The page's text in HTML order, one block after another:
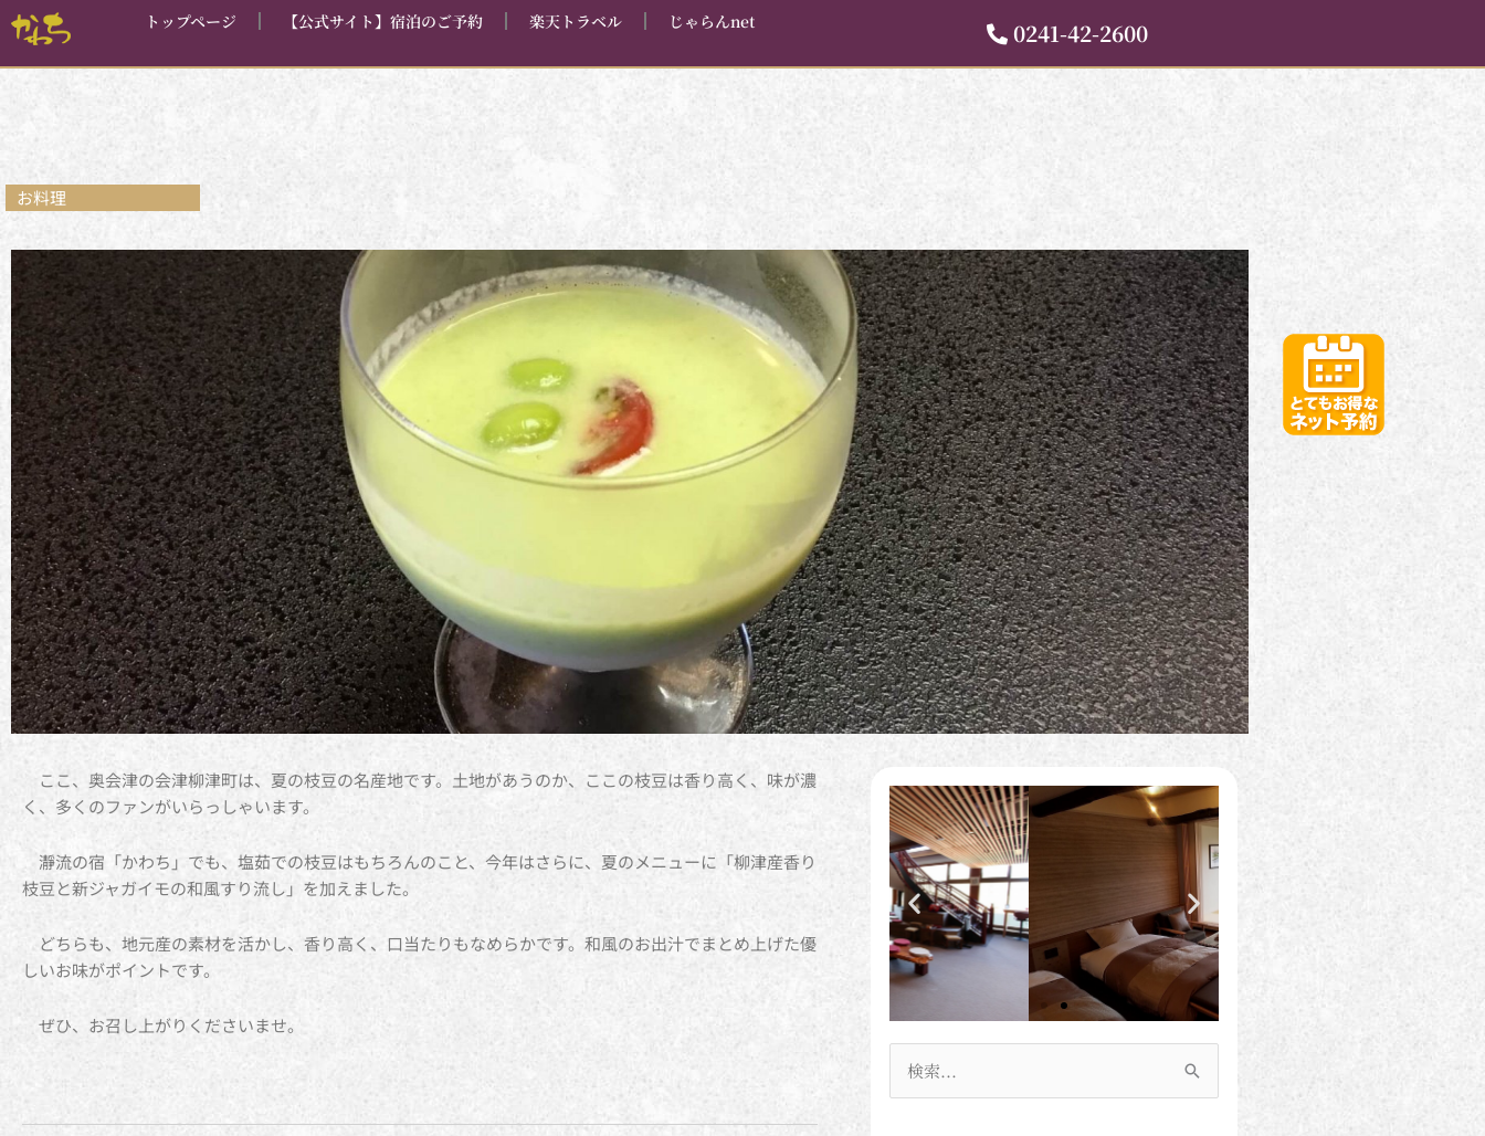
を
トップページ 【公式サイト】宿泊のご予約 楽天トラベル じゃらんnet 0241-42-2600
お料理
ここ、奥会津の会津柳津町は、夏の枝豆の名産地です。土地があうのか、ここの枝豆は香り高く、味が濃
く、多くのファンがいらっしゃいます。
瀞流の宿「かわち」でも、塩茹での枝豆はもちろんのこと、今年はさらに、夏のメニューに「柳津産香り
枝豆と新ジャガイモの和風すり流し」を加えました。
どちらも、地元産の素材を活かし、香り高く、口当たりもなめらかです。和風のお出汁でまとめ上げた優
しいお味がポイントです。
ぜひ、お召し上がりくださいませ。
索